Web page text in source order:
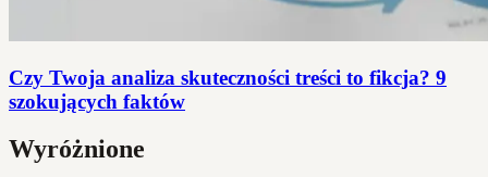
Czy Twoja analiza skuteczności treści to fikcja? 9
szokujących faktów
Wyróżnione